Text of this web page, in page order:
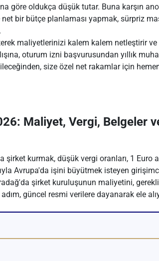
göre oldukça düşük tutar. Buna karşın
bir bütçe planlaması yapmak, sürpriz
maliyetlerinizi kalem kalem netleştirir
oturum izni başvurusundan yıllık
size özel net rakamlar için
Maliyet, Vergi, Belgeler
şirket kurmak, düşük vergi oranları, 1 Euro
Avrupa'da işini büyütmek isteyen
şirket kuruluşunun maliyetini,
güncel resmi verilere dayanarak ele